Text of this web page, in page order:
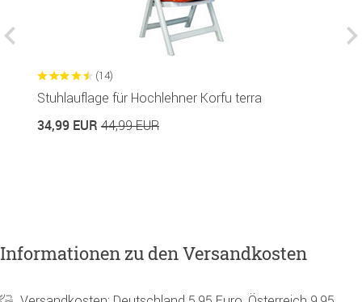
(14)
Stuhlauflage für Hochlehner Korfu terra
34,99 EUR 44,99 EUR
Informationen zu den Versandkosten